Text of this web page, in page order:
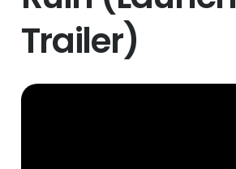
Trailer)